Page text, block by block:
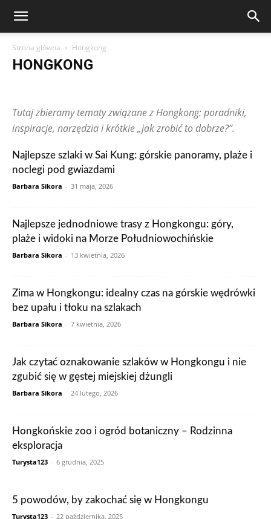
Strona główna Hongkong
HONGKONG
Francja
Grecja Gwatemala Hiszpania Holandia
Hongkong
Indie
Indonezja Irlandia Japonia Kanada
Kolumbia
Korea Południowa
Malezja
Niemcy
Norwegia Nowa Zelandia Peru
Portugalia
Publikacje czytelników
Rosja RPA Rumunia
Singapur
Stany Zjednoczone
Szwajcaria
Turcja
Ukraina Węgry
Tutaj zbieramy tematy związane z Hongkong: poradniki,
inspiracje, narzędzia i krótkie „jak zrobić to dobrze?”.
Najlepsze szlaki w Sai Kung: górskie panoramy, plaże i
noclegi pod gwiazdami
Barbara Sikora - 31 maja, 2026
Najlepsze jednodniowe trasy z Hongkongu: góry,
plaże i widoki na Morze Południowochińskie
Barbara Sikora - 13 kwietnia, 2026
Zima w Hongkongu: idealny czas na górskie wędrówki
bez upału i tłoku na szlakach
Barbara Sikora - 7 kwietnia, 2026
Jak czytać oznakowanie szlaków w Hongkongu i nie
zgubić się w gęstej miejskiej dżungli
Barbara Sikora - 24 lutego, 2026
Hongkońskie zoo i ogród botaniczny – Rodzinna
eksploracja
Turysta123 - 6 grudnia, 2025
5 powodów, by zakochać się w Hongkongu
Turysta123 - 22 października, 2025